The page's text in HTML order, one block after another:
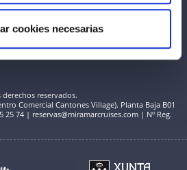
cookies necesarias
reservados.
Comercial Cantones Village). Planta Baja B01
25 74 | reservas@miramarcruises.com | Nº Reg.